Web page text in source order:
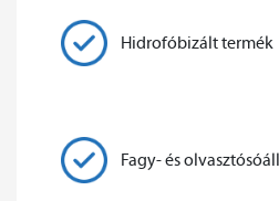
Hidrofóbizált termék
Fagy- és